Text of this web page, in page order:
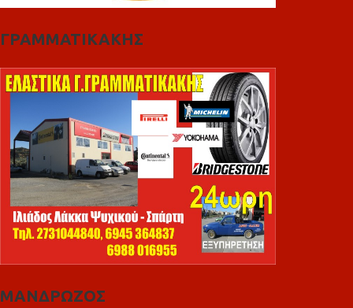
ΓΡΑΜΜΑΤΙΚΑΚΗΣ
ΜΑΝΔΡΩΖΟΣ